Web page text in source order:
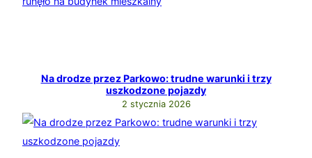
Na drodze przez Parkowo: trudne warunki i trzy
uszkodzone pojazdy
2 stycznia 2026